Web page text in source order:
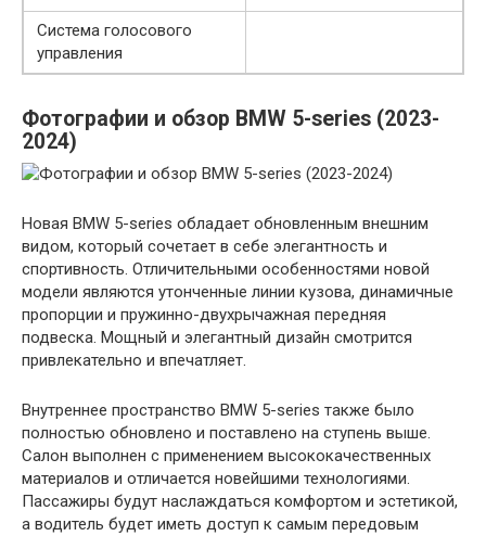
Система голосового
управления
Фотографии и обзор BMW 5-series (2023-
2024)
Новая BMW 5-series обладает обновленным внешним
видом, который сочетает в себе элегантность и
спортивность. Отличительными особенностями новой
модели являются утонченные линии кузова, динамичные
пропорции и пружинно-двухрычажная передняя
подвеска. Мощный и элегантный дизайн смотрится
привлекательно и впечатляет.
Внутреннее пространство BMW 5-series также было
полностью обновлено и поставлено на ступень выше.
Салон выполнен с применением высококачественных
материалов и отличается новейшими технологиями.
Пассажиры будут наслаждаться комфортом и эстетикой,
а водитель будет иметь доступ к самым передовым